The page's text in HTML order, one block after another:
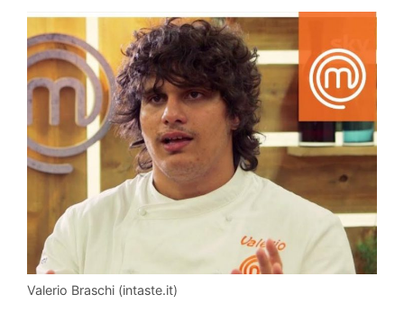
Valerio Braschi (intaste.it)